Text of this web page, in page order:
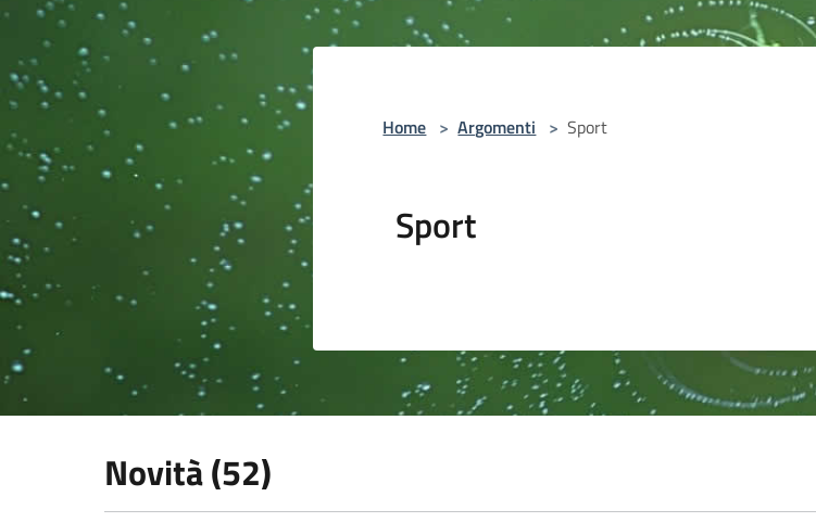
Home > Argomenti > Sport
Sport
Novità (52)